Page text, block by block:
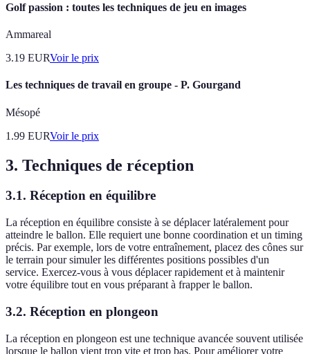
Golf passion : toutes les techniques de jeu en images
Ammareal
3.19 EURVoir le prix
Les techniques de travail en groupe - P. Gourgand
Mésopé
1.99 EURVoir le prix
3. Techniques de réception
3.1. Réception en équilibre
La réception en équilibre consiste à se déplacer latéralement pour
atteindre le ballon. Elle requiert une bonne coordination et un timing
précis. Par exemple, lors de votre entraînement, placez des cônes sur
le terrain pour simuler les différentes positions possibles d'un
service. Exercez-vous à vous déplacer rapidement et à maintenir
votre équilibre tout en vous préparant à frapper le ballon.
3.2. Réception en plongeon
La réception en plongeon est une technique avancée souvent utilisée
lorsque le ballon vient trop vite et trop bas. Pour améliorer votre